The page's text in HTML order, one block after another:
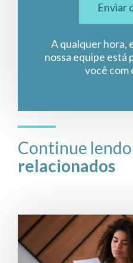
Enviar
A qualquer hora,
nossa equipe está
você com
Continue
relacionados